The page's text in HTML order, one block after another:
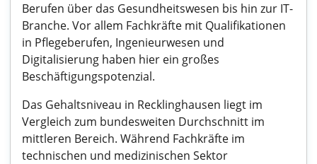
Berufen über das Gesundheitswesen bis hin zur IT-
Branche. Vor allem Fachkräfte mit Qualifikationen
in Pflegeberufen, Ingenieurwesen und
Digitalisierung haben hier ein großes
Beschäftigungspotenzial.
Das Gehaltsniveau in Recklinghausen liegt im
Vergleich zum bundesweiten Durchschnitt im
mittleren Bereich. Während Fachkräfte im
technischen und medizinischen Sektor